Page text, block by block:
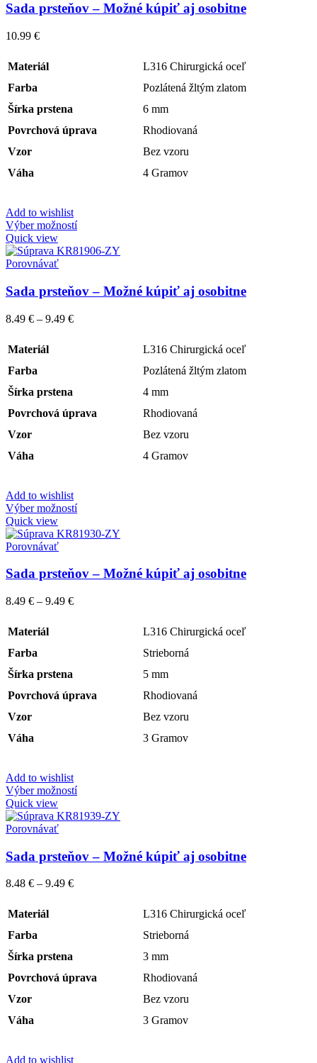
Sada prsteňov – Možné kúpiť aj osobitne
10.99 €
Materiál
L316 Chirurgická oceľ
Farba
Pozlátená žltým zlatom
Šírka prstena
6 mm
Povrchová úprava
Rhodiovaná
Vzor
Bez vzoru
Váha
4 Gramov
Add to wishlist
Výber možností
Quick view
Porovnávať
Sada prsteňov – Možné kúpiť aj osobitne
8.49 € – 9.49 €
Materiál
L316 Chirurgická oceľ
Farba
Pozlátená žltým zlatom
Šírka prstena
4 mm
Povrchová úprava
Rhodiovaná
Vzor
Bez vzoru
Váha
4 Gramov
Add to wishlist
Výber možností
Quick view
Porovnávať
Sada prsteňov – Možné kúpiť aj osobitne
8.49 € – 9.49 €
Materiál
L316 Chirurgická oceľ
Farba
Strieborná
Šírka prstena
5 mm
Povrchová úprava
Rhodiovaná
Vzor
Bez vzoru
Váha
3 Gramov
Add to wishlist
Výber možností
Quick view
Porovnávať
Sada prsteňov – Možné kúpiť aj osobitne
8.48 € – 9.49 €
Materiál
L316 Chirurgická oceľ
Farba
Strieborná
Šírka prstena
3 mm
Povrchová úprava
Rhodiovaná
Vzor
Bez vzoru
Váha
3 Gramov
Add to wishlist